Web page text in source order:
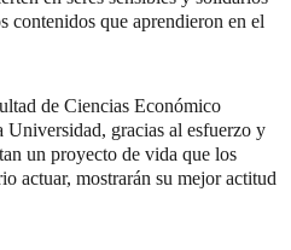
contenidos que aprendieron en el
de Ciencias Económico
Universidad, gracias al esfuerzo y
un proyecto de vida que los
actuar, mostrarán su mejor actitud